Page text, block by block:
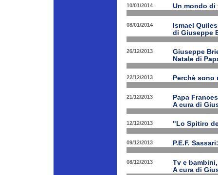
10/01/2014 Un mondo di
08/01/2014
Ismael
di Giuseppe
26/12/2013
Giuseppe
Natale di
22/12/2013 Perchè sono
21/12/2013
Papa
A cura di
12/12/2013 "Lo Spitiro
09/12/2013 P.E.F.
08/12/2013
Tv e
A cura di